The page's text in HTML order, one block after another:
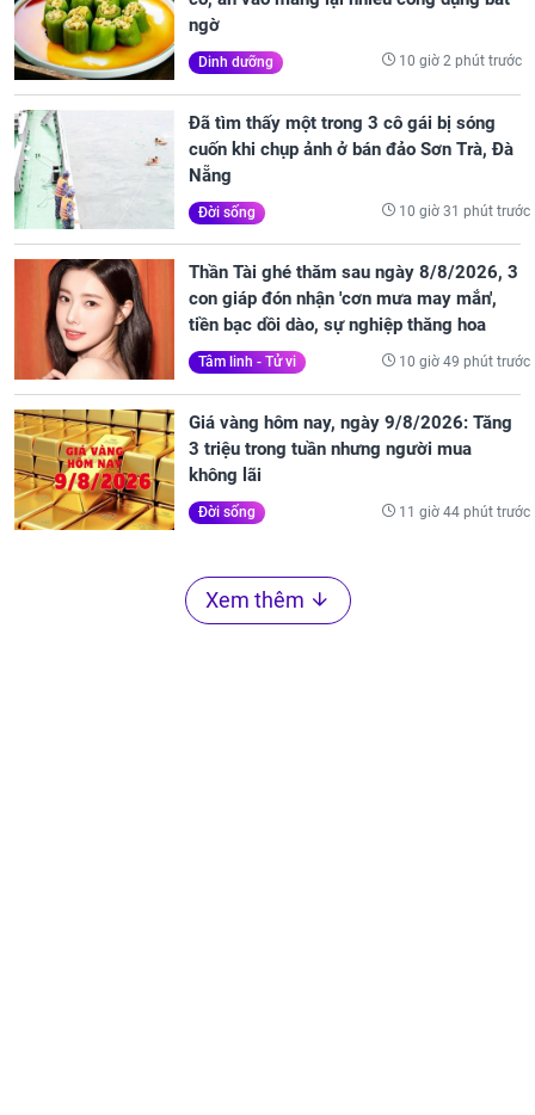
ngờ
Dinh dưỡng 10 giờ 2 phút trước
Đã tìm thấy một trong 3 cô gái bị sóng
cuốn khi chụp ảnh ở bán đảo Sơn Trà, Đà
Nẵng
Đời sống 10 giờ 31 phút trước
Thần Tài ghé thăm sau ngày 8/8/2026, 3
con giáp đón nhận 'cơn mưa may mắn',
tiền bạc dồi dào, sự nghiệp thăng hoa
Tâm linh - Tử vi 10 giờ 49 phút trước
Giá vàng hôm nay, ngày 9/8/2026: Tăng
3 triệu trong tuần nhưng người mua
không lãi
Đời sống 11 giờ 44 phút trước
Xem thêm